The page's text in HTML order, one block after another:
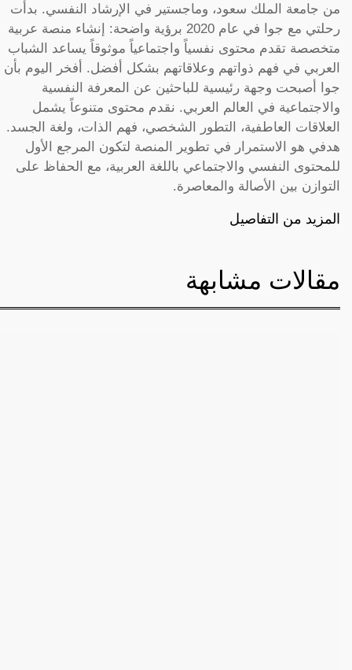
من جامعة الملك سعود، وماجستير في الإرشاد النفسي. بدأت
رحلتي مع جوا في عام 2020 برؤية واضحة: إنشاء منصة عربية
متخصصة تقدم محتوى نفسياً واجتماعياً موثوقاً يساعد الشباب
العربي في فهم ذواتهم وعلاقاتهم بشكل أفضل. أفخر اليوم بأن
جوا أصبحت وجهة رئيسية للباحثين عن المعرفة النفسية
والاجتماعية في العالم العربي. نقدم محتوى متنوعاً يشمل
العلاقات العاطفية، التطور الشخصي، فهم الذات، ولغة الجسد.
هدفي هو الاستمرار في تطوير المنصة لتكون المرجع الأول
للمحتوى النفسي والاجتماعي باللغة العربية، مع الحفاظ على
التوازن بين الأصالة والمعاصرة.
المزيد من التفاصيل
مقالات مشابهة